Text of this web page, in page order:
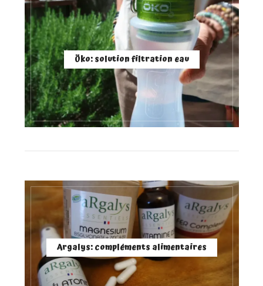
Öko: solution filtration eau
Argalys: compléments alimentaires